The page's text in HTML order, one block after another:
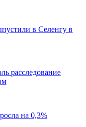
в Селенгу в
расследование
на 0,3%